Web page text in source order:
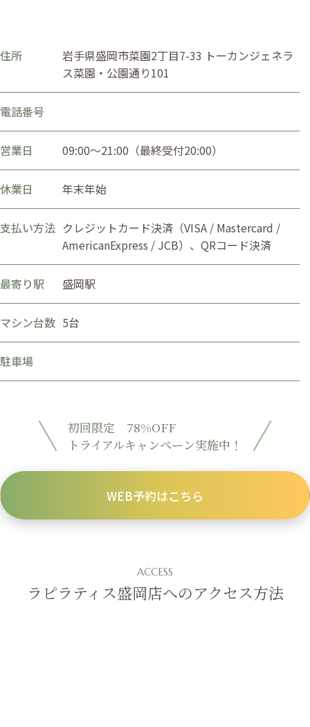
住所
岩手県盛岡市菜園2丁目7-33 トーカンジェネラ
ス菜園・公園通り101
電話番号
営業日 09:00〜21:00（最終受付20:00）
休業日 年末年始
支払い方法 クレジットカード決済（VISA / Mastercard /
AmericanExpress / JCB）、QRコード決済
最寄り駅 盛岡駅
マシン台数 5台
駐車場
初回限定 78%OFF
トライアルキャンペーン実施中！
WEB予約はこちら
ACCESS
ラピラティス盛岡店へのアクセス方法